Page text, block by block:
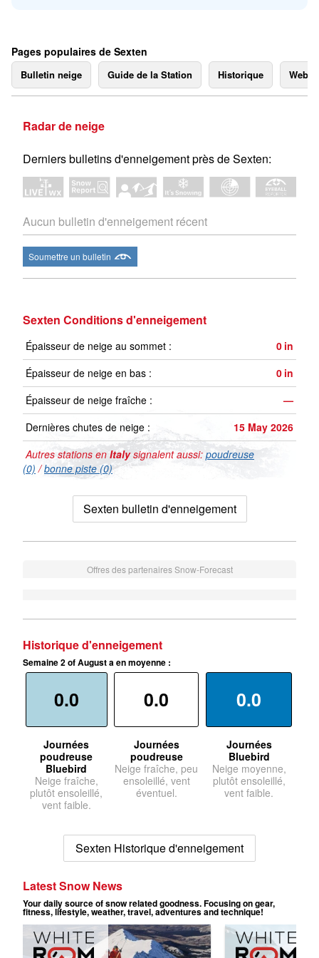
Pages populaires de Sexten
Bulletin neige Guide de la Station Historique
Radar de neige
Derniers bulletins d'enneigement près de Sexten:
Aucun bulletin d'enneigement récent
Soumettre un bulletin
Sexten Conditions d'enneigement
Épaisseur de neige au sommet : 0 in
Épaisseur de neige en bas :
0 in
Épaisseur de neige fraîche :
—
Dernières chutes de neige :
15 May 2026
Autres stations en Italysignalent aussi: poudreuse
(0) /bonne piste (0)
Sexten bulletin d'enneigement
Offres des partenaires Snow-Forecast
Historique d'enneigement
Semaine 2 of August a en moyenne :
0.0
Journées
poudreuse
Bluebird
Neige fraîche,
plutôt ensoleillé,
vent faible.
0.0
Journées
poudreuse
Neige fraîche, peu
ensoleillé, vent
éventuel.
0.0
Journées
Bluebird
Neige moyenne,
plutôt ensoleillé,
vent faible.
Sexten Historique d'enneigement